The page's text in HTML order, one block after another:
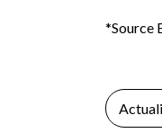
*Source